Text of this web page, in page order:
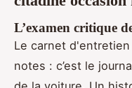
L’examen critique
Le carnet d'entretien
notes : c’est le